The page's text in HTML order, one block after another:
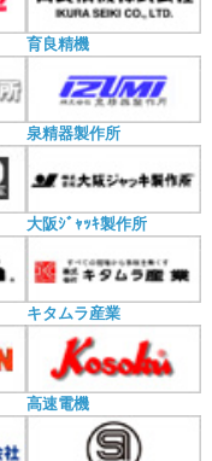
育良精機
泉精器製作所
大阪ｼﾞｬｯｷ製作所
キタムラ産業
高速電機